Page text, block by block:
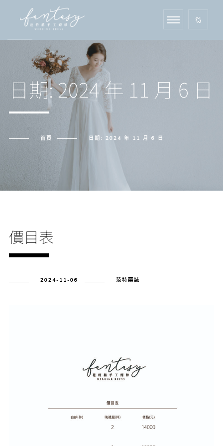
日期:2024 年 11 月 6 日
首頁 日期: 2024 年 11 月 6 日
價目表
2024-11-06 范特囍誌